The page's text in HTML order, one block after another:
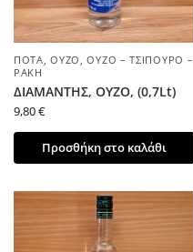
ΠΟΤΆ,ΟΎΖΟ ,ΟΎΖΟ – ΤΣΊΠΟΥΡΟ –
ΡΑΚΉ
ΔΙΑΜΑΝΤΗΣ, ΟΥΖΟ, (0,7Lt)
9,80€
Προσθήκη στο καλάθι